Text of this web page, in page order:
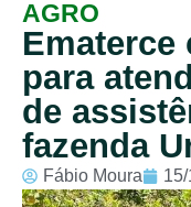
AGRO
para
de
fazenda
Fábio Moura